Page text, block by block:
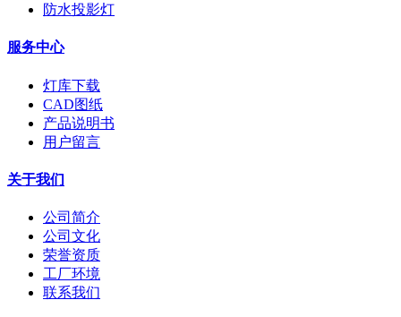
防水投影灯
服务中心
灯库下载
CAD图纸
产品说明书
用户留言
关于我们
公司简介
公司文化
荣誉资质
工厂环境
联系我们